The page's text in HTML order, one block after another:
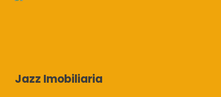
Jazz Imobiliaria